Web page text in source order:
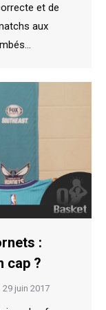
et de
aux
:
cap ?
29 juin 2017